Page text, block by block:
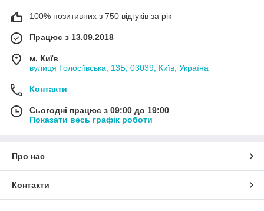
100% позитивних з 750 відгуків за рік
Працює з 13.09.2018
м. Київ
вулиця Голосіївська, 13Б, 03039, Київ, Україна
Контакти
Сьогодні працює з 09:00 до 19:00
Показати весь графік роботи
Про нас
Контакти